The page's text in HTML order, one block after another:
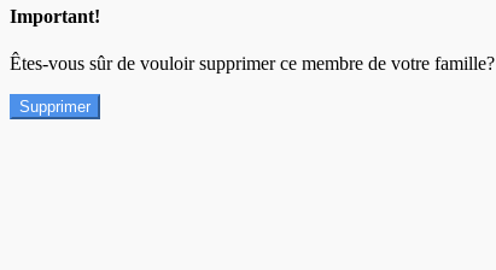
Important!
Êtes-vous sûr de vouloir supprimer ce membre de votre famille?
Supprimer